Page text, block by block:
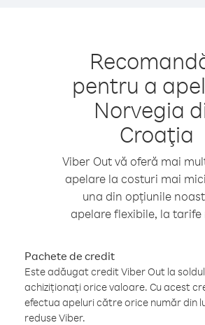
pentru a
Norvegia
Croaţia
Viber Out vă oferă mai
apelare la costuri mai
una din opțiunile
apelare flexibile, la tarife
Pachete de credit
Este adăugat credit Viber Out la
achiziționați orice valoare. Cu acest
efectua apeluri către orice număr din
reduse Viber.